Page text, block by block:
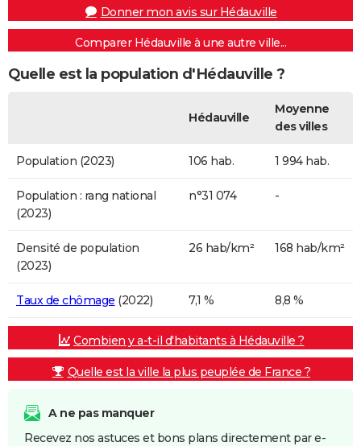
Donner mon avis sur Hédauville
Comparer Hédauville à une autre ville...
Quelle est la population d'Hédauville ?
Hédauville
Moyenne
des villes
Population (2023) 106 hab. 1 994 hab.
Population : rang national
(2023)
n°31 074 -
Densité de population
(2023)
26 hab/km² 168 hab/km²
Taux de chômage (2022) 7,1 % 8,8 %
Combien y a-t-il d'habitants à Hédauville ?
Quelle est la ville la plus peuplée de France ?
A ne pas manquer
Recevez nos astuces et bons plans directement par e-